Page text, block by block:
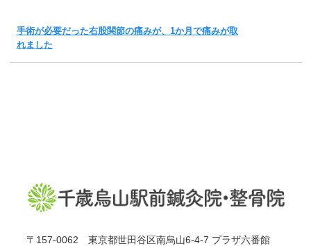
手術が必要だった右股関節の痛みが、1か月で痛みが取
れました
〒157-0062 東京都世田谷区南烏山6-4-7 プラザ六番館